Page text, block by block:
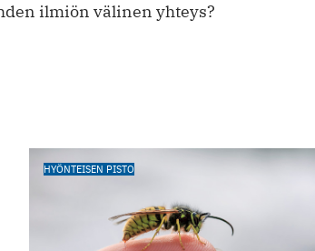
ilmiön välinen yhteys?
HYÖNTEISEN PISTO